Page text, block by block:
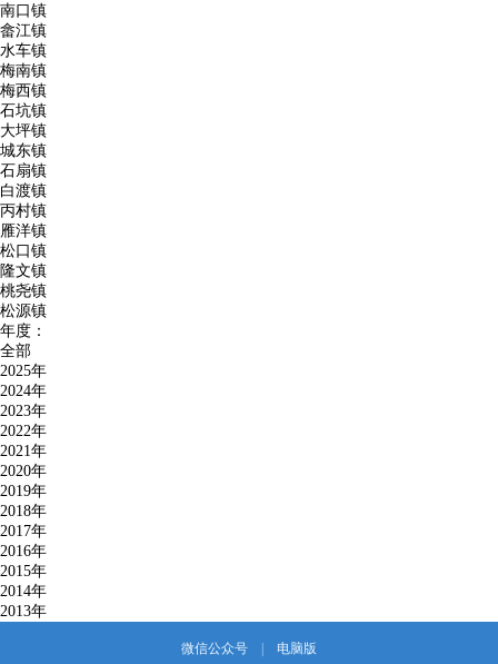
南口镇
畲江镇
水车镇
梅南镇
梅西镇
石坑镇
大坪镇
城东镇
石扇镇
白渡镇
丙村镇
雁洋镇
松口镇
隆文镇
桃尧镇
松源镇
年度：
全部
2025年
2024年
2023年
2022年
2021年
2020年
2019年
2018年
2017年
2016年
2015年
2014年
2013年
微信公众号 电脑版